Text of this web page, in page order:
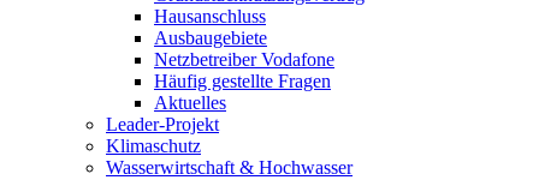
Hausanschluss
Ausbaugebiete
Netzbetreiber Vodafone
Häufig gestellte Fragen
Aktuelles
Leader-Projekt
Klimaschutz
Wasserwirtschaft & Hochwasser